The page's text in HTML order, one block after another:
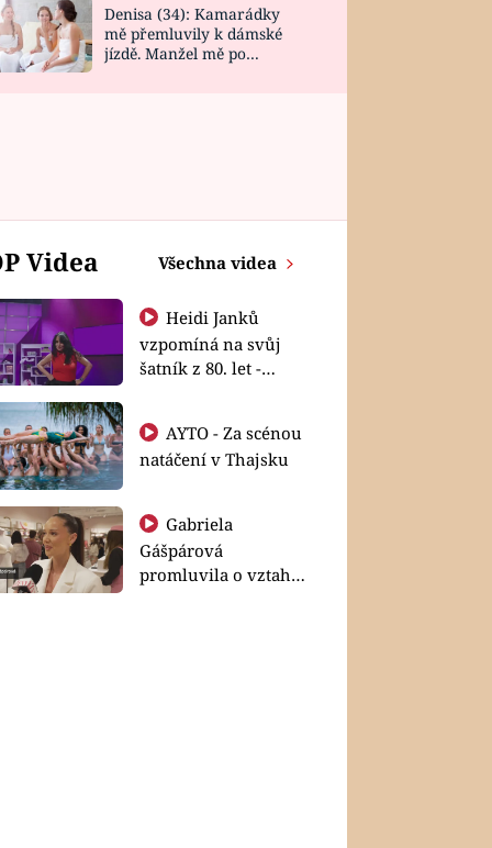
Denisa (34): Kamarádky
mě přemluvily k dámské
jízdě. Manžel mě po
Videa Všechna videa
Heidi Janků
vzpomíná na svůj
šatník z 80. let -
natáčení v Thajsku
Gabriela
Gášpárová
promluvila o vztahu